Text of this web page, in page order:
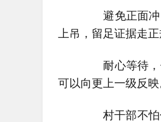
避免正面冲
上吊，留足证据走
耐心等待，
可以向更上一级反映
村干部不怕